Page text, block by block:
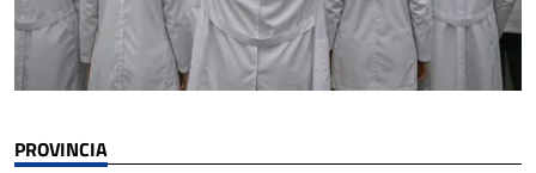
PROVINCIA